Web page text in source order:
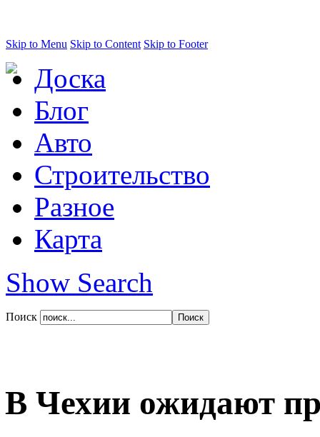
Skip to Menu Skip to Content Skip to Footer
Доска
Блог
Авто
Строительство
Разное
Карта
Show Search
Поиск
В Чехии ожидают